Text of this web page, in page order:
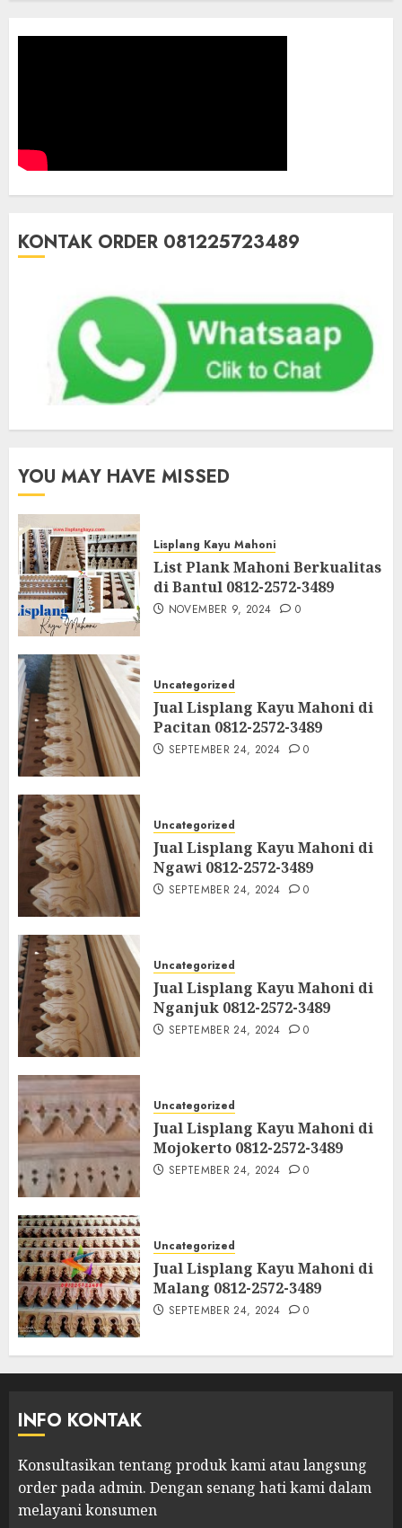
KONTAK ORDER 081225723489
YOU MAY HAVE MISSED
Lisplang Kayu Mahoni
List Plank Mahoni Berkualitas
di Bantul 0812-2572-3489
NOVEMBER 9, 2024 0
Uncategorized
Jual Lisplang Kayu Mahoni di
Pacitan 0812-2572-3489
SEPTEMBER 24, 2024 0
Uncategorized
Jual Lisplang Kayu Mahoni di
Ngawi 0812-2572-3489
SEPTEMBER 24, 2024 0
Uncategorized
Jual Lisplang Kayu Mahoni di
Nganjuk 0812-2572-3489
SEPTEMBER 24, 2024 0
Uncategorized
Jual Lisplang Kayu Mahoni di
Mojokerto 0812-2572-3489
SEPTEMBER 24, 2024 0
Uncategorized
Jual Lisplang Kayu Mahoni di
Malang 0812-2572-3489
SEPTEMBER 24, 2024 0
INFO KONTAK
Konsultasikan tentang produk kami atau langsung
order pada admin. Dengan senang hati kami dalam
melayani konsumen